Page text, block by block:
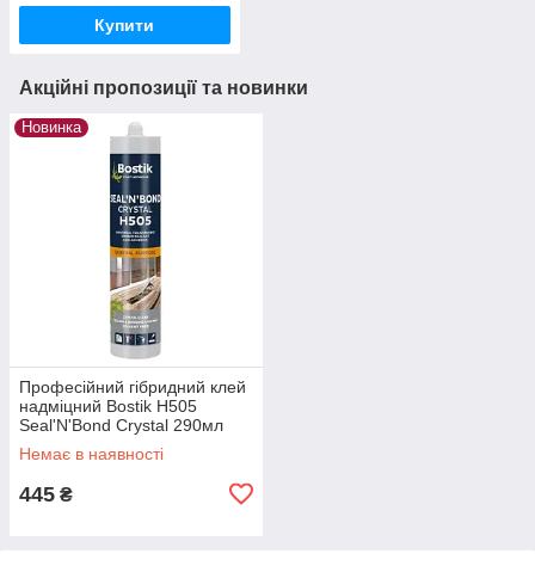
Купити
Акційні пропозиції та новинки
Новинка
Професійний гібридний клей
надміцний Bostik H505
Seal'N'Bond Crystal 290мл
Немає в наявності
445 ₴